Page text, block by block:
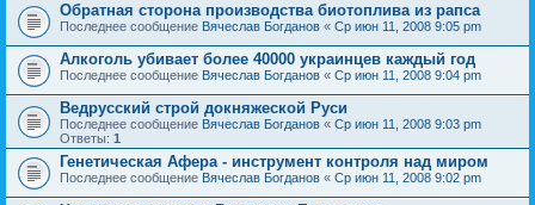
Обратная сторона производства биотоплива из рапса
Последнее сообщение Вячеслав Богданов « Ср июн 11, 2008 9:05 pm
Алкоголь убивает более 40000 украинцев каждый год
Последнее сообщение Вячеслав Богданов « Ср июн 11, 2008 9:04 pm
Ведрусский строй докняжеской Руси
Последнее сообщение Вячеслав Богданов « Ср июн 11, 2008 9:03 pm
Ответы: 1
Генетическая Афера - инструмент контроля над миром
Последнее сообщение Вячеслав Богданов « Ср июн 11, 2008 9:02 pm